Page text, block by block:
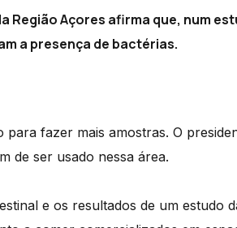
Região Açores afirma que, num
a presença de bactérias.
fazer mais amostras. O
de ser usado nessa área.
e os resultados de um estudo